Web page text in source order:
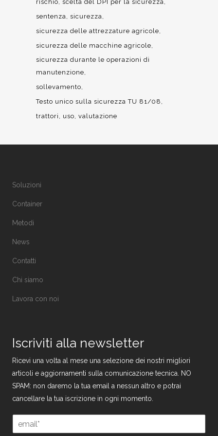
rischio scelta del DPI per la sicurezza
sentenza sicurezza
sicurezza delle attrezzature agricole
sicurezza delle macchine agricole
sicurezza durante le operazioni di
manutenzione
sollevamento
Testo unico sulla sicurezza TU 81/08
trattori
uso valutazione
Soluzioni
Container
Metodi
News
Contatti
Chi siamo
Lavora con noi
Iscriviti alla newsletter
Ricevi una volta al mese una selezione dei nostri migliori
articoli e aggiornamenti sulla comunicazione tecnica. NO
SPAM: non daremo la tua email a nessun altro e potrai
cancellare la tua iscrizione in ogni momento.
E
m
a
m